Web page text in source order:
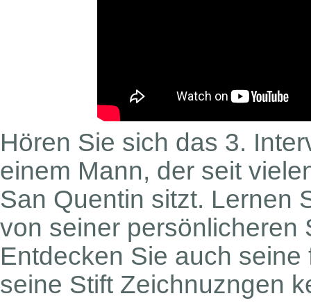
Hören Sie sich das 3.
einem Mann, der seit
San Quentin sitzt. Lernen
von seiner persönlicheren
Entdecken Sie auch
seine Stift Zeichnuzngen